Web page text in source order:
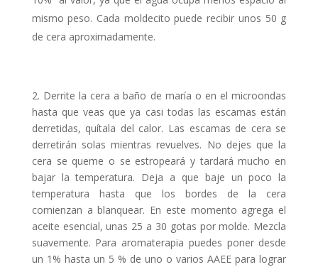
mismo peso. Cada moldecito puede recibir unos 50 g
de cera aproximadamente.
2. Derrite la cera a baño de maría o en el microondas
hasta que veas que ya casi todas las escamas están
derretidas, quítala del calor. Las escamas de cera se
derretirán solas mientras revuelves. No dejes que la
cera se queme o se estropeará y tardará mucho en
bajar la temperatura. Deja a que baje un poco la
temperatura hasta que los bordes de la cera
comienzan a blanquear. En este momento agrega el
aceite esencial, unas 25 a 30 gotas por molde. Mezcla
suavemente. Para aromaterapia puedes poner desde
un 1% hasta un 5 % de uno o varios AAEE para lograr